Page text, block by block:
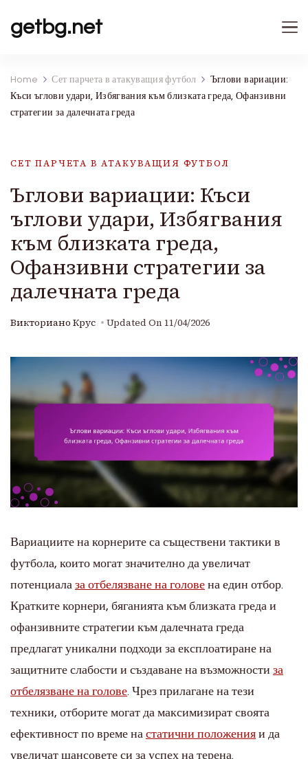
getbg.net
Home Сет парчета в атакуващия футбол
Ъглови вариации:
Къси ъглови удари, Избягвания към близката греда, Офанзивни
стратегии за далечната греда
СЕТ ПАРЧЕТА В АТАКУВАЩИЯ ФУТБОЛ
Ъглови вариации: Къси
ъглови удари, Избягвания
към близката греда,
Офанзивни стратегии за
далечната греда
Викториано Крус Updated On 11/04/2026
Вариациите на корнерите са съществени тактики в
футбола, които могат значително да увеличат
потенциала за отбелязване на голове на един отбор.
Кратките корнери, бяганията към близката греда и
офанзивните стратегии към далечната греда
предлагат уникални подходи за експлоатиране на
защитните слабости и създаване на възможности за
отбелязване на голове. Чрез прилагане на тези
техники, отборите могат да максимизират своята
ефективност по време на статични положения и да
увеличат шансовете си за успех на терена.